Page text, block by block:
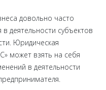
довольно часто
деятельности субъектов
Юридическая
может взять на себя
в деятельности